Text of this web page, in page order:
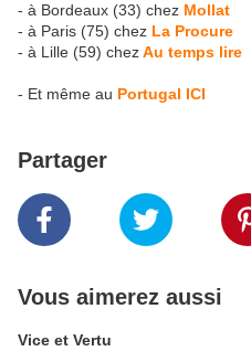
- à Bordeaux (33) chez Mollat
- à Paris (75) chez La Procure
- à Lille (59) chezAu temps lire
- Et même au Portugal ICI
Partager
Vous aimerez aussi
Vice et Vertu